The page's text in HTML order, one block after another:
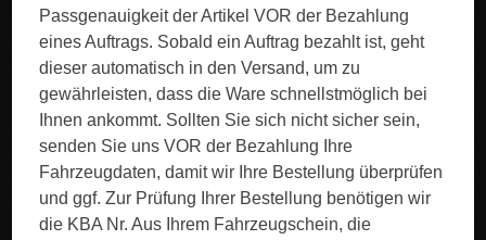
Passgenauigkeit der Artikel VOR der Bezahlung
eines Auftrags. Sobald ein Auftrag bezahlt ist, geht
dieser automatisch in den Versand, um zu
gewährleisten, dass die Ware schnellstmöglich bei
Ihnen ankommt. Sollten Sie sich nicht sicher sein,
senden Sie uns VOR der Bezahlung Ihre
Fahrzeugdaten, damit wir Ihre Bestellung überprüfen
und ggf. Zur Prüfung Ihrer Bestellung benötigen wir
die KBA Nr. Aus Ihrem Fahrzeugschein, die